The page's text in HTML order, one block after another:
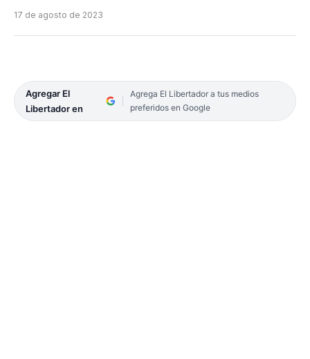
17 de agosto de 2023
Agregar El
Libertador en
Agrega El Libertador a tus medios
preferidos en Google